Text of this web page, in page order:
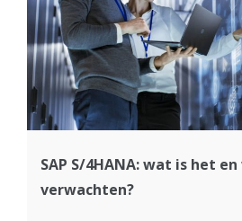
stappen?
SAP S/4HANA: wat is het
verwachten?